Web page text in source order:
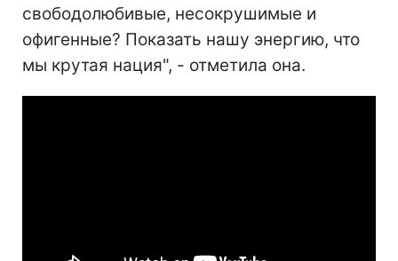
свободолюбивые, несокрушимые и
офигенные? Показать нашу энергию, что
мы крутая нация", - отметила она.